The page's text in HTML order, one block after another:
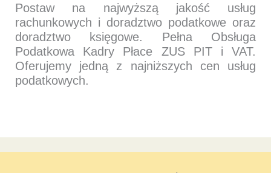
Postaw na najwyższą jakość usług
rachunkowych i doradztwo podatkowe oraz
doradztwo księgowe. Pełna Obsługa
Podatkowa Kadry Płace ZUS PIT i VAT.
Oferujemy jedną z najniższych cen usług
podatkowych.